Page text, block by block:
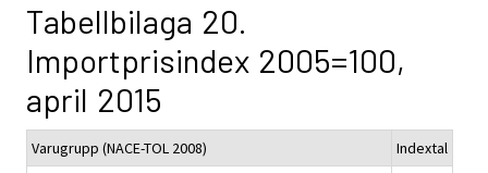
Tabellbilaga 20.
Importprisindex 2005=100,
april 2015
Varugrupp (NACE-TOL 2008)
Indextal